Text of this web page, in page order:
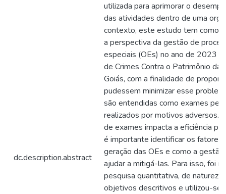
dc.description.abstract
utilizada para aprimorar o
das atividades dentro de uma
contexto, este estudo tem como
a perspectiva da gestão de
especiais (OEs) no ano de 2023
de Crimes Contra o Patrimônio da
Goiás, com a finalidade de propor
pudessem minimizar esse
são entendidas como exames
realizados por motivos adversos.
de exames impacta a eficiência
é importante identificar os fatores
geração das OEs e como a
ajudar a mitigá-las. Para isso, foi
pesquisa quantitativa, de natureza
objetivos descritivos e utilizou-se